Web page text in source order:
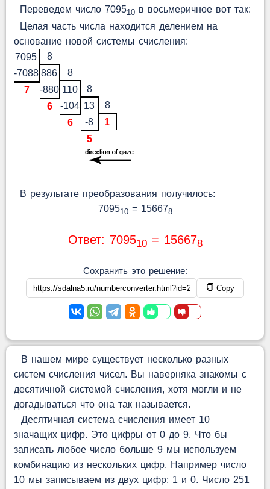
Переведем число 709510в восьмеричное вот так:
Целая часть числа находится делением на
основание новой системы счисления:
7095
8
-7088 886
8
7
-880 110
8
6
-104 13
8
6
-8
1
5
В результате преобразования получилось:
709510= 156678
Ответ: 709510= 156678
Сохранить это решение:
Copy
В нашем мире существует несколько разных
систем счисления чисел. Вы наверняка знакомы с
десятичной системой счисления, хотя могли и не
догадываться что она так называется.
Десятичная система счисления имеет 10
значащих цифр. Это цифры от 0 до 9. Что бы
записать любое число больше 9 мы используем
комбинацию из нескольких цифр. Например число
10 мы записываем из двух цифр: 1 и 0. Число 251